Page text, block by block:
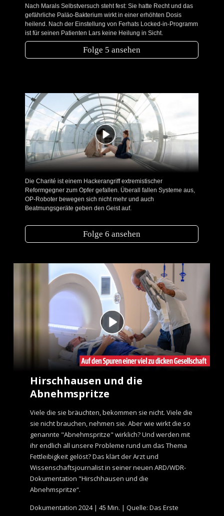
Nach Marals Selbstversuch steht fest: Sie hatte Recht und das
gefährliche Paläo-Bakterium wirkt in einer erhöhten Dosis
heilend. Nach der Einstellung von Ferhats Locked-in-Programm
ist für seinen Patienten Lars keine Heilung in Sicht.
Folge 5 ansehen
Die Charité ist einem Hackerangriff extremistischer
Reformgegner zum Opfer gefallen. Überall fallen Systeme aus,
OP-Roboter bewegen sich nicht mehr und auch
Beatmungsgeräte geben den Geist auf.
Folge 6 ansehen
Hirschhausen und die
Abnehmspritze
Viele die sie bräuchten, bekommen sie nicht. Viele die
sie nicht brauchen, nehmen sie. Aber wie wirkt die so
genannte "Abnehmspritze" wirklich? Und werden mit
ihr endlich all unsere Probleme rund um das Thema
Fettleibigkeit gelöst? Das klärt der Arzt und
Wissenschaftsjournalist in seiner neuen ARD/WDR-
Dokumentation "Hirschhausen und die
Abnehmspritze“.
Dokumentation 2024 | 45 Min. | Quelle: Das Erste